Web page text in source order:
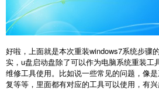
好啦，上面就是本次重装windows7系统步骤
实，u盘启动盘除了可以作为电脑系统重装工
维修工具使用。比如说一些常见的问题，像
复等等，里面都有对应的工具可以使用，有兴